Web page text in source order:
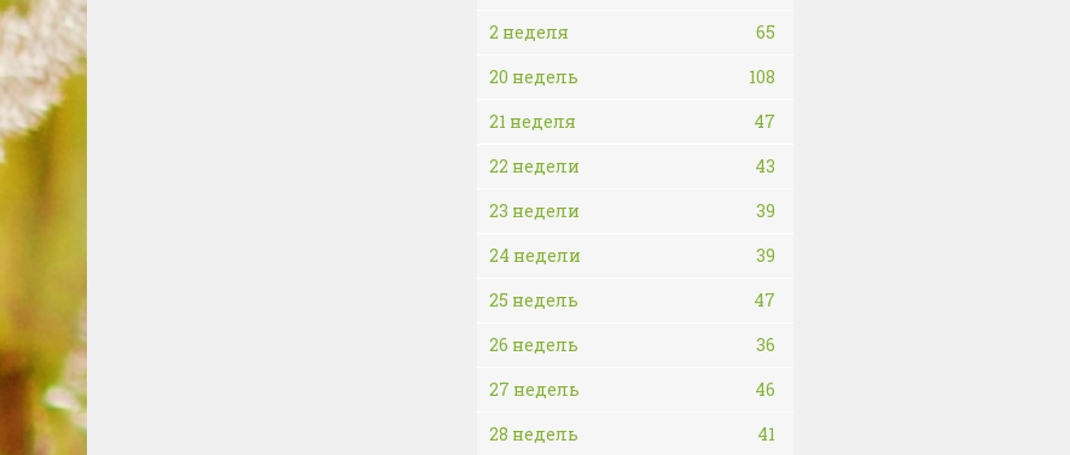
2 неделя
65
20 недель
108
21 неделя
47
22 недели
43
23 недели
39
24 недели
39
25 недель
47
26 недель
36
27 недель
46
28 недель
41